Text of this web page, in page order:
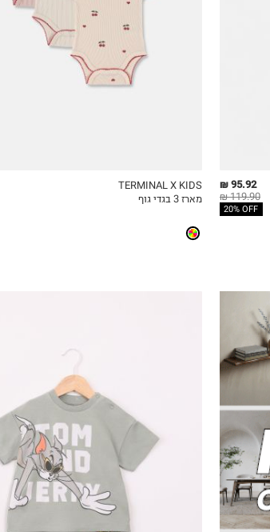
95.92 ₪
119.90 ₪
20% OFF
MY LIST
TERMINAL X KIDS
מארז 3 בגדי גוף
6-12M
12-18M
18-24M
2Y
3Y